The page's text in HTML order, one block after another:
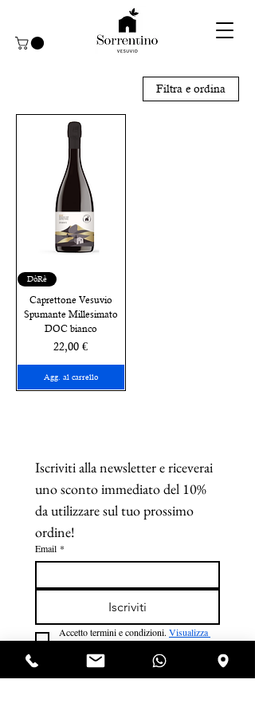
Filtra e ordina
DòRè
Caprettone Vesuvio
Spumante Millesimato
DOC bianco
Prezzo
22,00 €
Agg. al carrello
Iscriviti alla newsletter e riceverai
uno sconto immediato del 10%
da utilizzare sul tuo prossimo
ordine!
Email *
Iscriviti
Accetto termini e condizioni. Visualizza